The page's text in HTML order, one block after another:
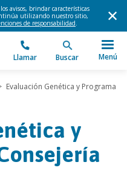
avisos, brindar características
utilizando nuestro sitio,
de responsabilidad.
Llamar Buscar Menú
Evaluación Genética y Programa
y